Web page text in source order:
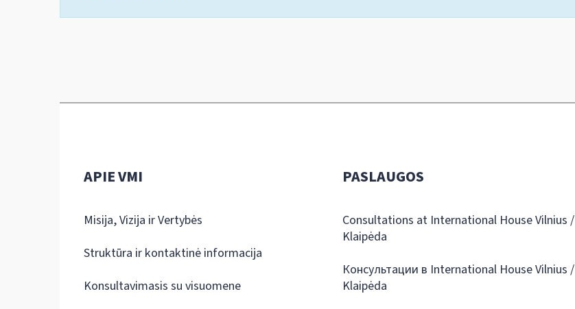
APIE VMI
Misija, Vizija ir Vertybės
Struktūra ir kontaktinė informacija
Konsultavimasis su visuomene
PASLAUGOS
Consultations at International House Vilnius /
Klaipėda
Консультации в International House Vilnius /
Klaipėda